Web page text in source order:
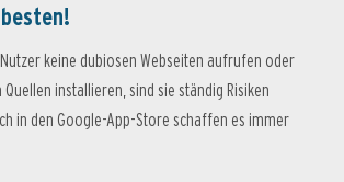
keine dubiosen Webseiten aufrufen oder
installieren, sind sie ständig Risiken
in den Google-App-Store schaffen es immer